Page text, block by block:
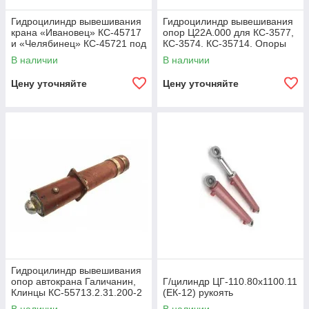
Гидроцилиндр вывешивания
крана «Ивановец» КС-45717
и «Челябинец» КС-45721 под
гидрозамок КС-45717.31.400
В наличии
Цену уточняйте
Гидроцилиндр вывешивания
опор Ц22А.000 для КС-3577,
КС-3574. КС-35714. Опоры
вывешивания крана
В наличии
Цену уточняйте
Гидроцилиндр вывешивания
опор автокрана Галичанин,
Клинцы КС-55713.2.31.200-2
(ЦГ-125.100х580.55-03)
Г/цилиндр ЦГ-110.80х1100.11
(ЕК-12) рукоять